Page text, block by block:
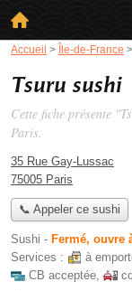
Accueil > Île-de-France >
Tsuru sushi
Cette fiche présente
Paris.
35 Rue Gay-Lussac
75005 Paris
📞 Appeler ce sushi
Sushi - Fermé, ouvre
Services :
à
CB acceptée,